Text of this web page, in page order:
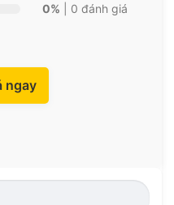
0% | 0 đánh giá
ngay